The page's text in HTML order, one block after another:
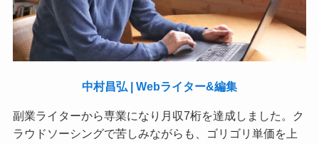
中村昌弘 | Webライター&編集
副業ライターから専業になり月収7桁を達成しました。ク
ラウドソーシングで苦しみながらも、ゴリゴリ単価を上